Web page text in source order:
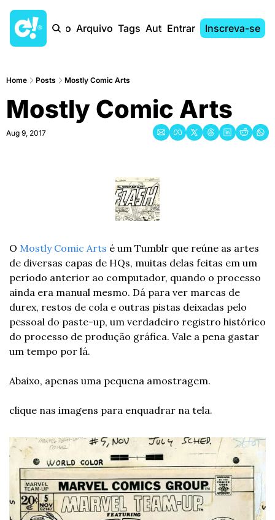
Início Arquivo Tags AutoresEntrar Inscreva-se
Home Posts Mostly Comic Arts
Mostly Comic Arts
Aug 9, 2017
O Mostly Comic Arts é um Tumblr que reúne as artes
de diversas capas de HQs, muitas delas feitas em um
período anterior ao computador, quando o processo
ainda era manual mesmo. Dá para ver marcas de
durex, restos de cola e outras pistas deixadas pelo
pessoal do paste-up, um verdadeiro registro histórico
do processo de produção gráfica. Vale a pena gastar
um tempo por lá.
Abaixo, apenas uma pequena amostragem.
clique nas imagens para enquadrar na tela.